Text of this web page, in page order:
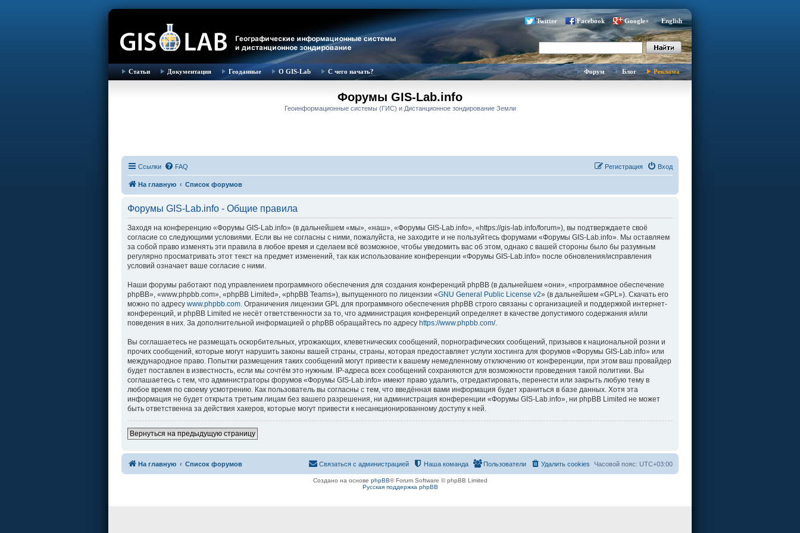
Twitter Facebook Google+ English
Статьи Документация Геоданные О GIS-Lab С чего начать? Форум Блог Реклама
Форумы GIS-Lab.info
Геоинформационные системы (ГИС) и Дистанционное зондирование Земли
Ссылки FAQ Вход
Регистрация
На главную Список форумов
Форумы GIS-Lab.info - Общие правила
Заходя на конференцию «Форумы GIS-Lab.info» (в дальнейшем «мы», «наш», «Форумы GIS-Lab.info», «https://gis-lab.info/forum»), вы подтверждаете своё
согласие со следующими условиями. Если вы не согласны с ними, пожалуйста, не заходите и не пользуйтесь форумами «Форумы GIS-Lab.info». Мы оставляем
за собой право изменять эти правила в любое время и сделаем всё возможное, чтобы уведомить вас об этом, однако с вашей стороны было бы разумным
регулярно просматривать этот текст на предмет изменений, так как использование конференции «Форумы GIS-Lab.info» после обновления/исправления
условий означает ваше согласие с ними.
Наши форумы работают под управлением программного обеспечения для создания конференций phpBB (в дальнейшем «они», «программное обеспечение
phpBB», «www.phpbb.com», «phpBB Limited», «phpBB Teams»), выпущенного по лицензии «GNU General Public License v2» (в дальнейшем «GPL»). Скачать его
можно по адресу www.phpbb.com. Ограничения лицензии GPL для программного обеспечения phpBB строго связаны с организацией и поддержкой интернет-
конференций, и phpBB Limited не несёт ответственности за то, что администрация конференций определяет в качестве допустимого содержания и/или
поведения в них. За дополнительной информацией о phpBB обращайтесь по адресу https://www.phpbb.com/.
Вы соглашаетесь не размещать оскорбительных, угрожающих, клеветнических сообщений, порнографических сообщений, призывов к национальной розни и
прочих сообщений, которые могут нарушить законы вашей страны, страны, которая предоставляет услуги хостинга для форумов «Форумы GIS-Lab.info» или
международное право. Попытки размещения таких сообщений могут привести к вашему немедленному отключению от конференции, при этом ваш провайдер
будет поставлен в известность, если мы сочтём это нужным. IP-адреса всех сообщений сохраняются для возможности проведения такой политики. Вы
соглашаетесь с тем, что администраторы форумов «Форумы GIS-Lab.info» имеют право удалить, отредактировать, перенести или закрыть любую тему в
любое время по своему усмотрению. Как пользователь вы согласны с тем, что введённая вами информация будет храниться в базе данных. Хотя эта
информация не будет открыта третьим лицам без вашего разрешения, ни администрация конференции «Форумы GIS-Lab.info», ни phpBB Limited не может
быть ответственна за действия хакеров, которые могут привести к несанкционированному доступу к ней.
Вернуться на предыдущую страницу
На главную Список форумов Часовой пояс: UTC+03:00
Удалить cookies
Пользователи
Наша команда
Связаться с администрацией
Создано на основе phpBB® Forum Software © phpBB Limited
Русская поддержка phpBB